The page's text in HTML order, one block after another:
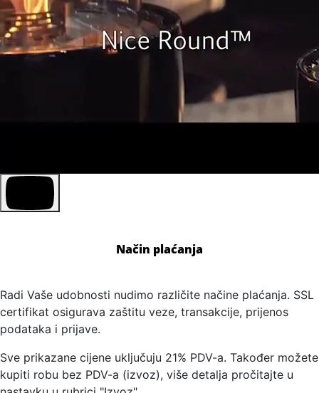
Način plaćanja
Radi Vaše udobnosti nudimo različite načine plaćanja. SSL
certifikat osigurava zaštitu veze, transakcije, prijenos
podataka i prijave.
Sve prikazane cijene uključuju 21% PDV-a. Također možete
kupiti robu bez PDV-a (izvoz), više detalja pročitajte u